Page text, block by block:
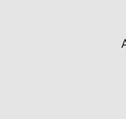
Analyse von
Entwicklung und
Verwendung